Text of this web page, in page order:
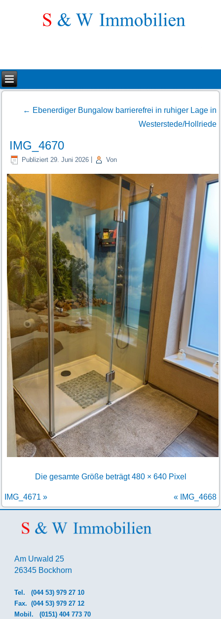
← Ebenerdiger Bungalow barrierefrei in ruhiger Lage in
Westerstede/Hollriede
IMG_4670
Publiziert 29. Juni 2026 Von
Die gesamte Größe beträgt480 × 640Pixel
IMG_4671 » « IMG_4668
Am Urwald 25
26345 Bockhorn
Tel. (044 53) 979 27 10
Fax. (044 53) 979 27 12
Mobil. (0151) 404 773 70